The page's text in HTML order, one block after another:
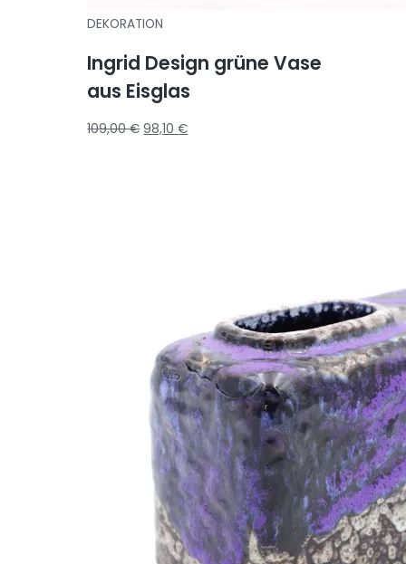
DEKORATION
Ingrid Design grüne Vase
aus Eisglas
109,00€ 98,10€